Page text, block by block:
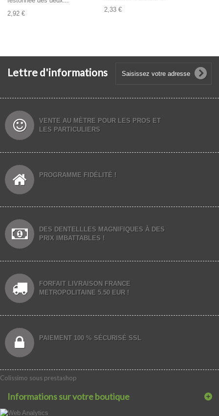
2,92 €
2,33 €
Lettre d'informations
VENTE AU MÈTRE POUR LES PROS ET
LES PARTICULIERS
PROGRAMME FIDÉLITÉ !
DES DENTELLLES MAGNIFIQUES À DES
PRIX IMBATTABLES !
FORFAIT LIVRAISON FRANCE
METROPOLITAINE 5.50 EUR !
PAIEMENT 100 % SÉCURISÉ SSL
Colissimo sous prestashop
Informations sur votre boutique